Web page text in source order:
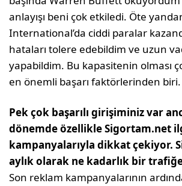
an­layışı beni çok etkiledi. Öte
International’da ciddi paralar
hataları tolere edebildim ve uzun
yapabildim. Bu kapasite­nin olması
en önemli ba­şarı faktörlerinden biri.
Pek çok başarılı girişiminiz var
dönemde özellikle Sigortam.net
kampanyalarıyla dikkat çeki­yor.
aylık olarak ne ka­darlık bir
Son reklam kampanyalarının